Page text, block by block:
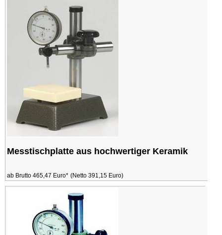
Messtischplatte aus hochwertiger Keramik
ab Brutto 465,47 Euro* (Netto 391,15 Euro)